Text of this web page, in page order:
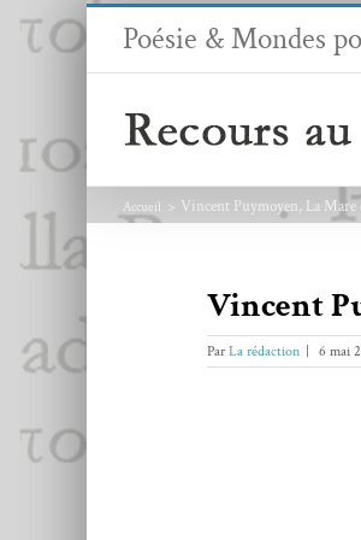
Passer
Poésie & Mondes
Accueil Vincent Puymoyen, La Mare
Vincent
ParLa rédaction 6 mai